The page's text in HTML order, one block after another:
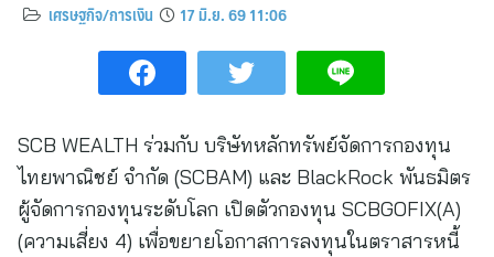
เศรษฐกิจ/การเงิน 17 มิ.ย. 69 11:06
SCB WEALTH ร่วมกับ บริษัทหลักทรัพย์จัดการกองทุน
ไทยพาณิชย์ จำกัด (SCBAM) และ BlackRock พันธมิตร
ผู้จัดการกองทุนระดับโลก เปิดตัวกองทุน SCBGOFIX(A)
(ความเสี่ยง 4) เพื่อขยายโอกาสการลงทุนในตราสารหนี้